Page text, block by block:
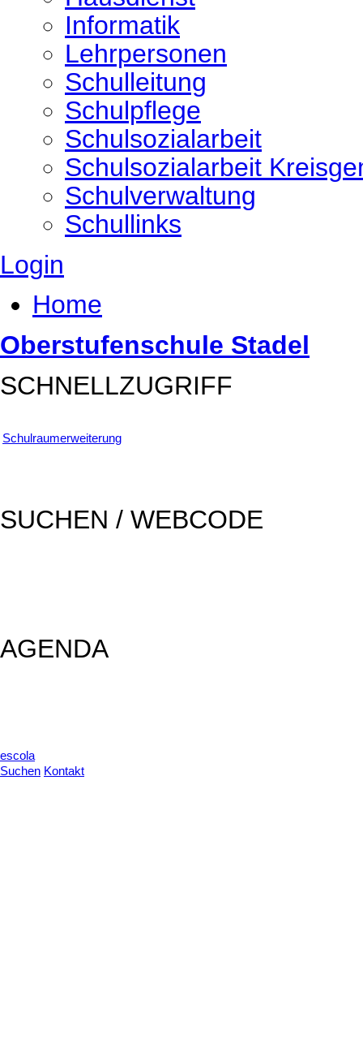
Informatik
Lehrpersonen
Schulleitung
Schulpflege
Schulsozialarbeit
Schulsozialarbeit
Schulverwaltung
Schullinks
Login
Home
Oberstufenschule Stadel
SCHNELLZUGRIFF
Schulraumerweiterung
SUCHEN / WEBCODE
AGENDA
escola
Suchen Kontakt